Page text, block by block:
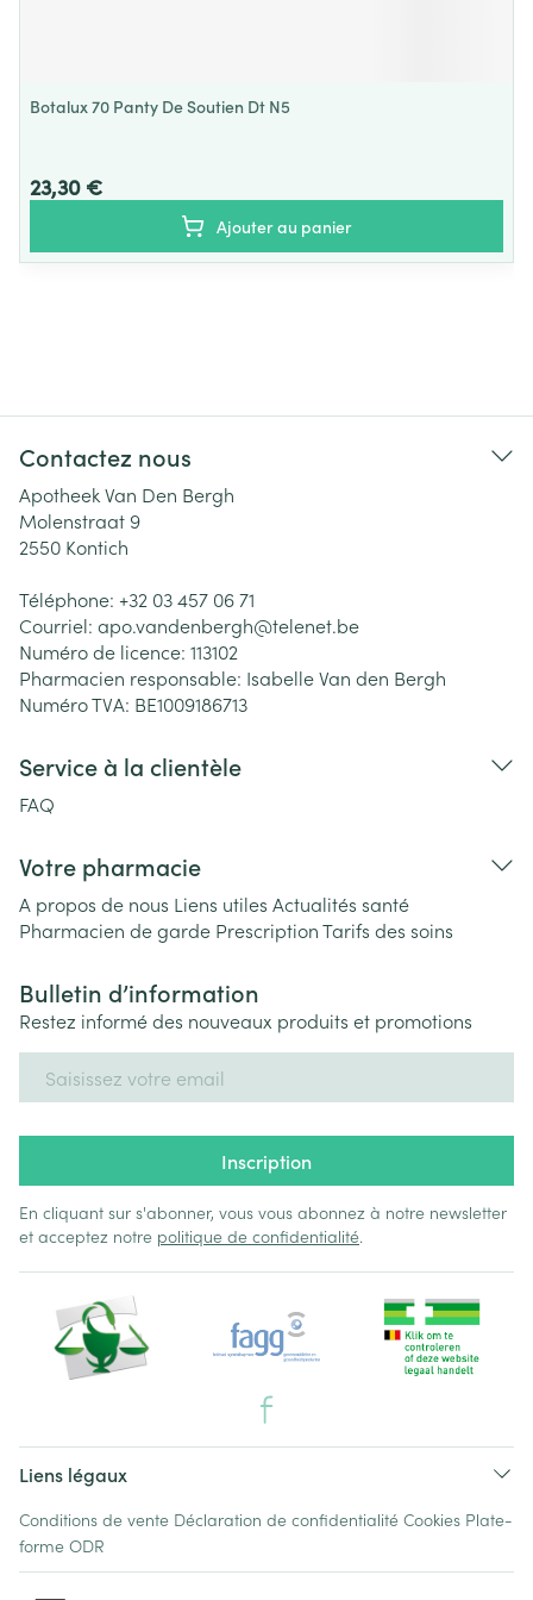
Botalux 70 Panty De Soutien Dt N5
23,30 €
Ajouter au panier
Contactez nous
Apotheek Van Den Bergh
Molenstraat 9
2550 Kontich
Téléphone: +32 03 457 06 71
Courriel: apo.vandenbergh@telenet.be
Numéro de licence: 113102
Pharmacien responsable: Isabelle Van den Bergh
Numéro TVA: BE1009186713
Service à la clientèle
FAQ
Votre pharmacie
A propos de nous Liens utiles Actualités santé
Pharmacien de garde PrescriptionTarifs des soins
Bulletin d’information
Restez informé des nouveaux produits et promotions
Inscription
En cliquant sur s'abonner, vous vous abonnez à notre newsletter
et acceptez notre politique de confidentialité.
Liens légaux
Conditions de vente Déclaration de confidentialité Cookies Plate-
forme ODR